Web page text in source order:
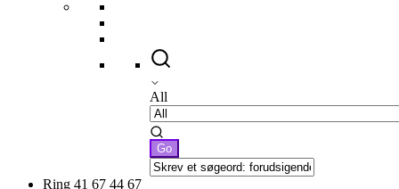
All
Ring 41 67 44 67